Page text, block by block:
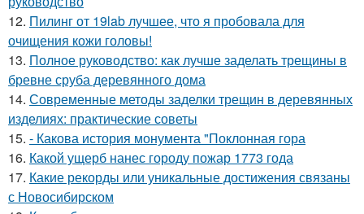
12. Пилинг от 19lab лучшее, что я пробовала для
очищения кожи головы!
13. Полное руководство: как лучше заделать трещины в
бревне сруба деревянного дома
14. Современные методы заделки трещин в деревянных
изделиях: практические советы
15. - Какова история монумента "Поклонная гора
16. Какой ущерб нанес городу пожар 1773 года
17. Какие рекорды или уникальные достижения связаны
с Новосибирском